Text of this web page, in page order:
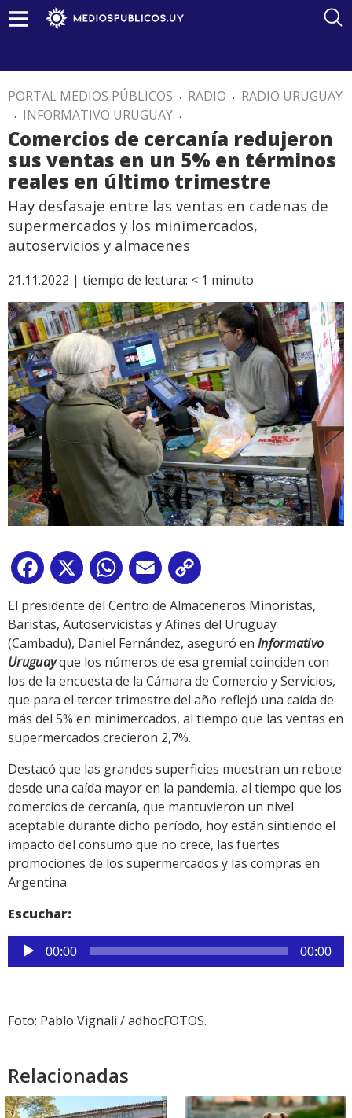
PORTAL MEDIOS PÚBLICOS . RADIO . RADIO URUGUAY
. INFORMATIVO URUGUAY .
Comercios de cercanía redujeron
sus ventas en un 5% en términos
reales en último trimestre
Hay desfasaje entre las ventas en cadenas de
supermercados y los minimercados,
autoservicios y almacenes
21.11.2022 | tiempo de lectura: < 1 minuto
Facebook
X WhatsApp
Email
Link
El presidente del Centro de Almaceneros Minoristas,
Baristas, Autoservicistas y Afines del Uruguay
(Cambadu), Daniel Fernández, aseguró en Informativo
Uruguayque los números de esa gremial coinciden con
los de la encuesta de la Cámara de Comercio y Servicios,
que para el tercer trimestre del año reflejó una caída de
más del 5% en minimercados, al tiempo que las ventas en
supermercados crecieron 2,7%.
Destacó que las grandes superficies muestran un rebote
desde una caída mayor en la pandemia, al tiempo que los
comercios de cercanía, que mantuvieron un nivel
aceptable durante dicho período, hoy están sintiendo el
impacto del consumo que no crece, las fuertes
promociones de los supermercados y las compras en
Argentina.
Escuchar:
Reproductor
de
00:00 00:00
Foto: Pablo Vignali / adhocFOTOS.
Relacionadas